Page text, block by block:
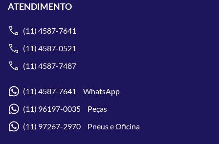
ATENDIMENTO
(11) 4587-7641
(11) 4587-0521
(11) 4587-7487
(11) 4587-7641 WhatsApp
(11) 96197-0035 Peças
(11) 97267-2970 Pneus e Oficina